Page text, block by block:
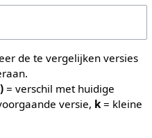
de te vergelijken versies
= verschil met huidige
versie, k= kleine